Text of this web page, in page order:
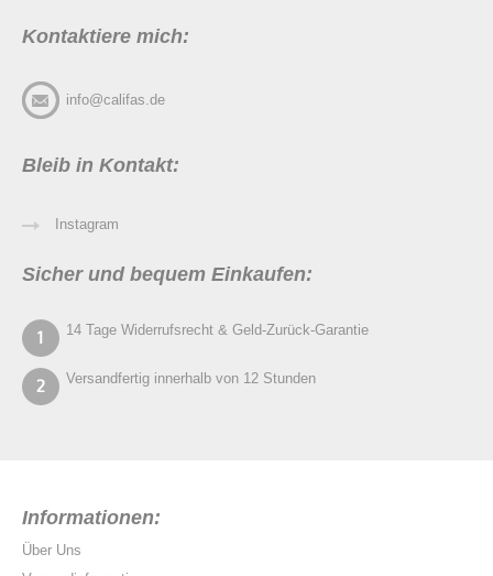
Kontaktiere mich:
info@califas.de
Bleib in Kontakt:
Instagram
Sicher und bequem Einkaufen:
14 Tage Widerrufsrecht & Geld-Zurück-Garantie
Versandfertig innerhalb von 12 Stunden
Informationen:
Über Uns